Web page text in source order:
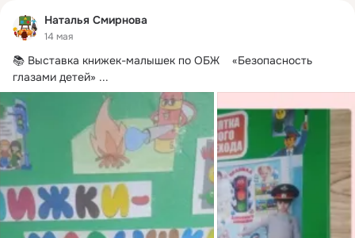
Наталья Смирнова
14 мая
📚 Выставка книжек-малышек по ОБЖ    «Безопасность
глазами детей» ...